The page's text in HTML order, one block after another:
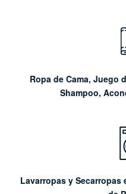
Ropa de Cama, Juego
Shampoo,
Lavarropas y Secarropas